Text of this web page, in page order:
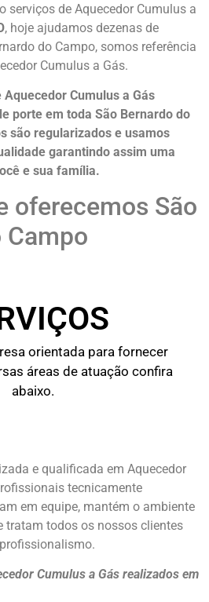
serviços de Aquecedor Cumulus a
, hoje ajudamos dezenas de
do Campo, somos referência
Cumulus a Gás.
Cumulus a Gás
porte em toda São Bernardo do
são regularizados e usamos
garantindo assim uma
e sua família.
oferecemos São
Campo
orientada para fornecer
áreas de atuação confira
abaixo.
e qualificada em Aquecedor
tecnicamente
em equipe, mantém o ambiente
tratam todos os nossos clientes
Cumulus a Gás realizados em